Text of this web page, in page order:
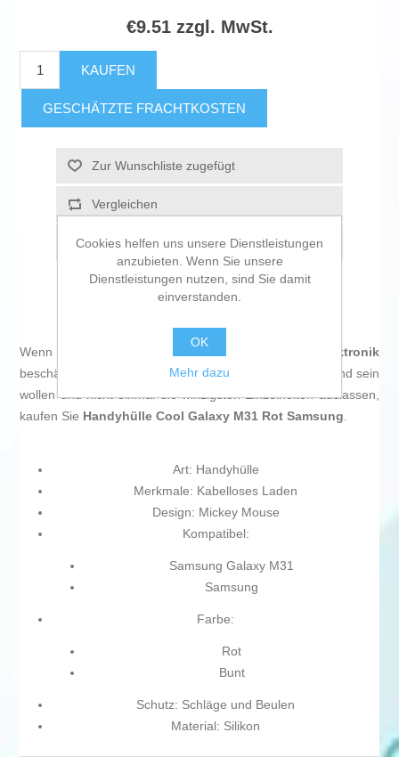
€9.51 zzgl. MwSt.
KAUFEN
GESCHÄTZTE FRACHTKOSTEN
Zur Wunschliste zugefügt
Vergleichen
Empfehlen
Wenn Sie sich leidenschaftlich mit
IT und Elektronik
beschäftigen, mit der Technologie auf dem neuesten Stand sein
wollen und nicht einmal die winzigsten Einzelheiten auslassen,
kaufen Sie Handyhülle Cool Galaxy M31 Rot Samsung.
Art: Handyhülle
Merkmale: Kabelloses Laden
Design: Mickey Mouse
Kompatibel:
Samsung Galaxy M31
Samsung
Farbe:
Rot
Bunt
Schutz: Schläge und Beulen
Material: Silikon
Cookies helfen uns unsere Dienstleistungen
anzubieten. Wenn Sie unsere
Dienstleistungen nutzen, sind Sie damit
einverstanden.
OK
Mehr dazu